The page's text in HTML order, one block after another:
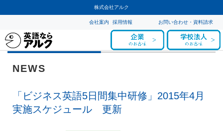
株式会社アルク
お問い合わせ・資料請求
採用情報
会社案内
NEWS
「ビジネス英語5日間集中研修」2015年4月
実施スケジュール 更新